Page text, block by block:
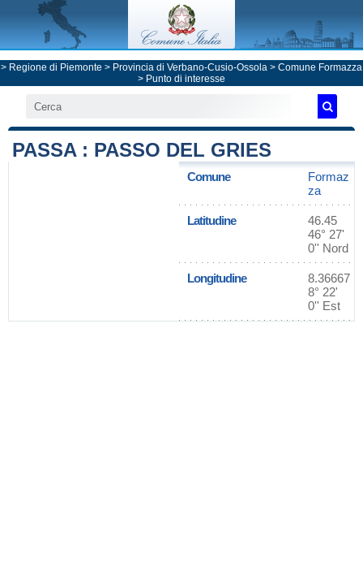
> Regione di Piemonte > Provincia di Verbano-Cusio-Ossola > Comune Formazza
> Punto di interesse
PASSA : PASSO DEL GRIES
Comune
Formaz
za
Latitudine
46.45
46° 27'
0'' Nord
Longitudine
8.36667
8° 22'
0'' Est